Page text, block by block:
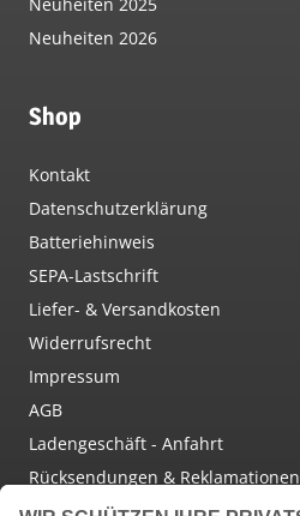
Neuheiten 2025
Neuheiten 2026
Shop
Kontakt
Datenschutzerklärung
Batteriehinweis
SEPA-Lastschrift
Liefer- & Versandkosten
Widerrufsrecht
Impressum
AGB
Ladengeschäft - Anfahrt
Rücksendungen & Reklamationen